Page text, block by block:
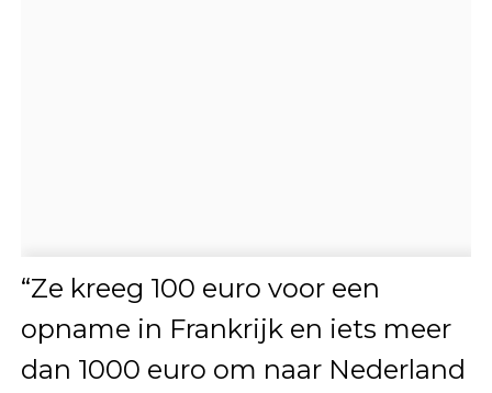
“Ze kreeg 100 euro voor een
opname in Frankrijk en iets meer
dan 1000 euro om naar Nederland